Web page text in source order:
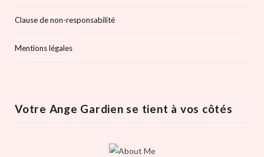
Clause de non-responsabilité
Mentions légales
Votre Ange Gardien se tient à vos côtés